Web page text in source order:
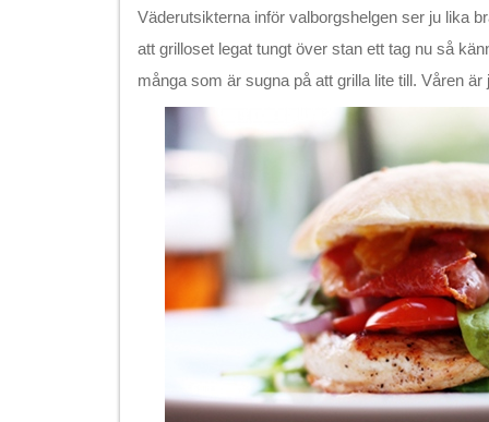
Väderutsikterna inför valborgshelgen ser ju lika
att grilloset legat tungt över stan ett tag nu så
många som är sugna på att grilla lite till. Våren är